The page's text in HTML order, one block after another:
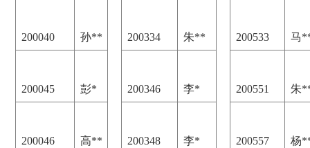
200040 孙** 200334 朱** 200533 马
200045 彭* 200346 李* 200551 朱
200046 高** 200348 李* 200557 杨